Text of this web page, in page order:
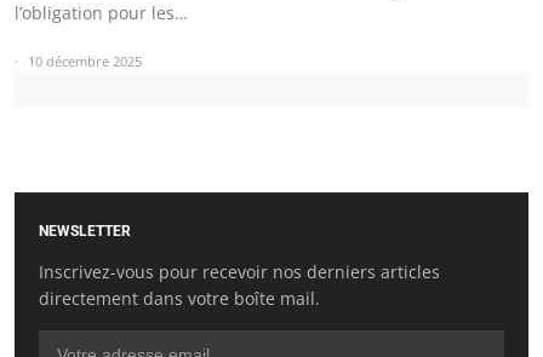
l’obligation pour les…
10 décembre 2025
NEWSLETTER
Inscrivez-vous pour recevoir nos derniers articles
directement dans votre boîte mail.